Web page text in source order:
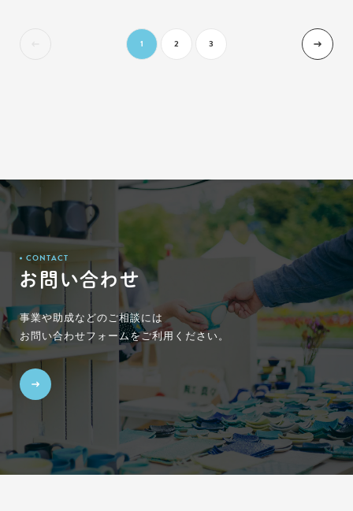
1 2 3
CONTACT
お問い合わせ
事業や助成などのご相談には
お問い合わせフォームをご利用ください。